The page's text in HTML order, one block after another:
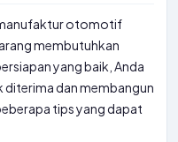
manufaktur otomotif
membutuhkan
yang baik, Anda
diterima dan membangun
tips yang dapat